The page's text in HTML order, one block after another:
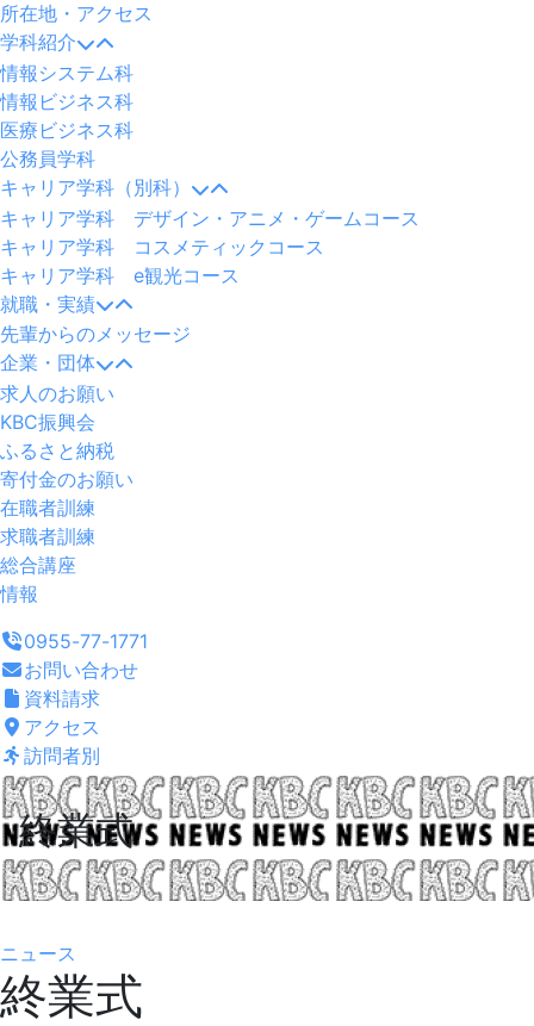
所在地・アクセス
学科紹介
情報システム科
情報ビジネス科
医療ビジネス科
公務員学科
キャリア学科（別科）
キャリア学科 デザイン・アニメ・ゲームコース
キャリア学科 コスメティックコース
キャリア学科 e観光コース
就職・実績
先輩からのメッセージ
企業・団体
求人のお願い
KBC振興会
ふるさと納税
寄付金のお願い
在職者訓練
求職者訓練
総合講座
情報
0955-77-1771
お問い合わせ
資料請求
アクセス
訪問者別
終業式
ニュース
終業式